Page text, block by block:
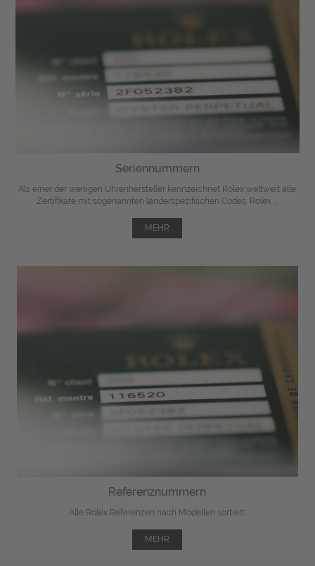
Seriennummern
Als einer der wenigen Uhrenhersteller kennzeichnet Rolex weltweit alle
Zertifikate mit sogenannten länderspezifischen Codes. Rolex ...
MEHR
Referenznummern
Alle Rolex Referenzen nach Modellen sortiert.
MEHR